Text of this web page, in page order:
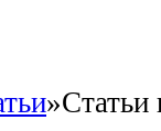
»Статьи